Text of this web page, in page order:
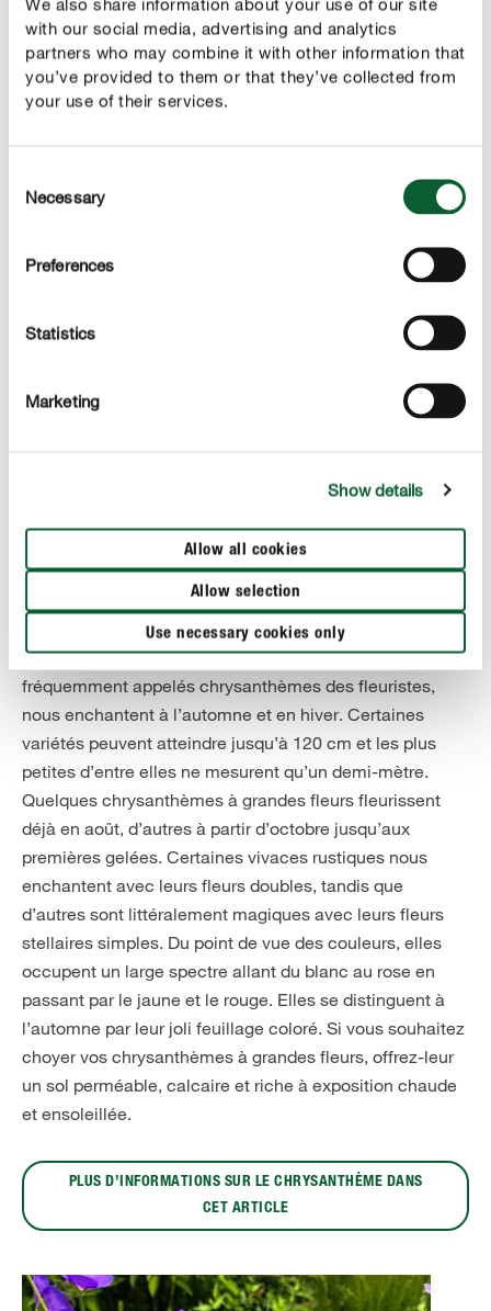
with our social media, advertising and analytics
partners who may combine it with other information that
you’ve provided to them or that they’ve collected from
your use of their services.
Selection
Necessary
Preferences
Statistics
Marketing
Show details
Allow all cookies
Allow selection
Use necessary cookies only
à novembre pour de nombreux auxiliaires. La plante
apprécie les expositions ensoleillées et un sol humifère
et riche. À l’inverse des petits asters nains, les asters
fausse bruyère ont un port buissonnant et peuvent
6. Chrysanthème de jardin
Avec leur diversité de rêve, les chrysanthèmes à grandes
fleurs (Chrysanthemum x grandiflorum-Hybriden),
fréquemment appelés chrysanthèmes des fleuristes,
nous enchantent à l’automne et en hiver. Certaines
variétés peuvent atteindre jusqu’à 120 cm et les plus
petites d’entre elles ne mesurent qu’un demi-mètre.
Quelques chrysanthèmes à grandes fleurs fleurissent
déjà en août, d’autres à partir d’octobre jusqu’aux
premières gelées. Certaines vivaces rustiques nous
enchantent avec leurs fleurs doubles, tandis que
d’autres sont littéralement magiques avec leurs fleurs
stellaires simples. Du point de vue des couleurs, elles
occupent un large spectre allant du blanc au rose en
passant par le jaune et le rouge. Elles se distinguent à
l’automne par leur joli feuillage coloré. Si vous souhaitez
choyer vos chrysanthèmes à grandes fleurs, offrez-leur
un sol perméable, calcaire et riche à exposition chaude
et ensoleillée.
PLUS D’INFORMATIONS SUR LE CHRYSANTHÈME DANS
CET ARTICLE